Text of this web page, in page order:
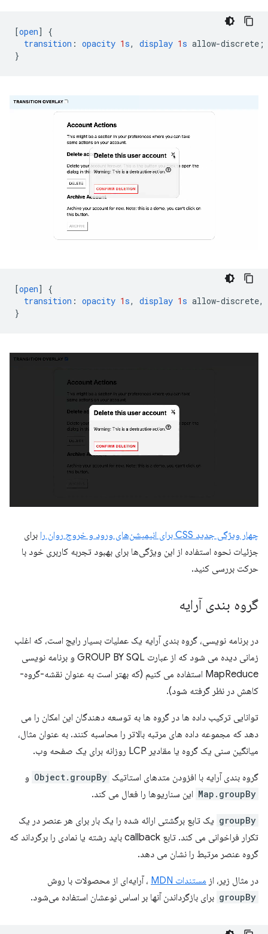
[open]
{
transition : opacity 1s, display 1s allow-discrete ;
}
[open]
{
transition : opacity 1s, display 1s allow-discrete,
}
چهار ویژگی جدید CSS برای انیمیشن‌های ورود و خروج روان را
برای
جزئیات نحوه استفاده از این ویژگی‌ها برای بهبود تجربه کاربری خود با
حرکت بررسی کنید.
گروه بندی آرایه
در برنامه نویسی، گروه بندی آرایه یک عملیات بسیار رایج است، که اغلب
زمانی دیده می شود که از عبارت GROUP BY SQL و برنامه نویسی
MapReduce استفاده می کنیم (که بهتر است به عنوان نقشه-گروه-
کاهش در نظر گرفته شود).
توانایی ترکیب داده ها در گروه ها به توسعه دهندگان این امکان را می
دهد که مجموعه داده های مرتبه بالاتر را محاسبه کنند. به عنوان مثال،
میانگین سنی یک گروه یا مقادیر LCP روزانه برای یک صفحه وب.
گروه بندی آرایه با افزودن متدهای استاتیک Object.groupBy و
Map.groupBy این سناریوها را فعال می کند.
groupBy یک تابع برگشتی ارائه شده را یک بار برای هر عنصر در یک
تکرار فراخوانی می کند. تابع callback باید رشته یا نمادی را برگرداند که
گروه عنصر مرتبط را نشان می دهد.
در مثال زیر، از مستندات MDN ، آرایه‌ای از محصولات با روش
groupBy برای بازگرداندن آنها بر اساس نوعشان استفاده می‌شود.